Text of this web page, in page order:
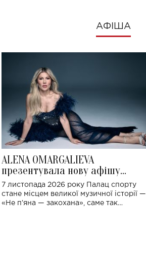
АФІША
ALENA OMARGALIEVA
презентувала нову афішу
великого концерту в Палаці
спорту
7 листопада 2026 року Палац спорту
стане місцем великої музичної історії —
«Не пʼяна — закохана», саме так